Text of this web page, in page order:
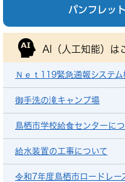
パンフレッ
AI（人工知能）は
Ｎｅｔ119緊急通報システ
御手洗の滝キャンプ場
鳥栖市学校給食センターに
給水装置の工事について
令和7年度鳥栖市ロードレー